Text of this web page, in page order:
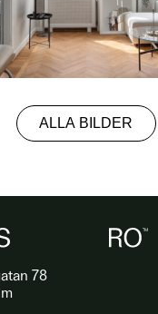
ALLA BILDER
78